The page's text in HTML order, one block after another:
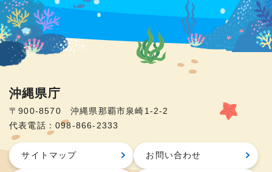
沖縄県庁
〒900-8570 沖縄県那覇市泉崎1-2-2
代表電話：098-866-2333
サイトマップ お問い合わせ